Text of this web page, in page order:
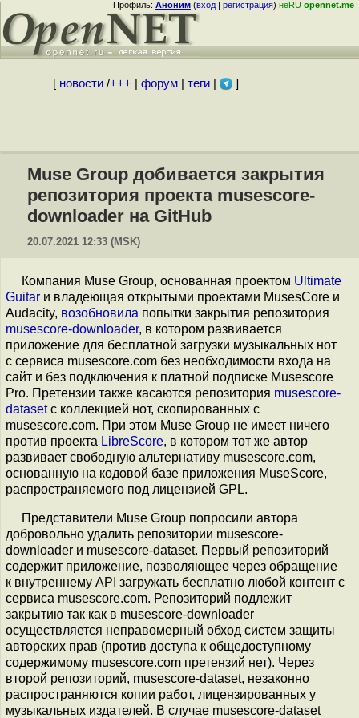
Профиль:Аноним(вход|регистрация)неRUopennet.me
[ новости/+++ форум| теги| ]
Muse Group добивается закрытия
репозитория проекта musescore-
downloader на GitHub
20.07.2021 12:33 (MSK)
Компания Muse Group, основанная проектом Ultimate
Guitar и владеющая открытыми проектами MusesCore и
Audacity, возобновила попытки закрытия репозитория
musescore-downloader, в котором развивается
приложение для бесплатной загрузки музыкальных нот
с сервиса musescore.com без необходимости входа на
сайт и без подключения к платной подписке Musescore
Pro. Претензии также касаются репозитория musescore-
datasetс коллекцией нот, скопированных с
musescore.com. При этом Muse Group не имеет ничего
против проекта LibreScore, в котором тот же автор
развивает свободную альтернативу musescore.com,
основанную на кодовой базе приложения MuseScore,
распространяемого под лицензией GPL.
Представители Muse Group попросили автора
добровольно удалить репозитории musescore-
downloader и musescore-dataset. Первый репозиторий
содержит приложение, позволяющее через обращение
к внутреннему API загружать бесплатно любой контент с
сервиса musescore.com. Репозиторий подлежит
закрытию так как в musescore-downloader
осуществляется неправомерный обход систем защиты
авторских прав (против доступа к общедоступному
содержимому musescore.com претензий нет). Через
второй репозиторий, musescore-dataset, незаконно
распространяются копии работ, лицензированных у
музыкальных издателей. В случае musescore-dataset